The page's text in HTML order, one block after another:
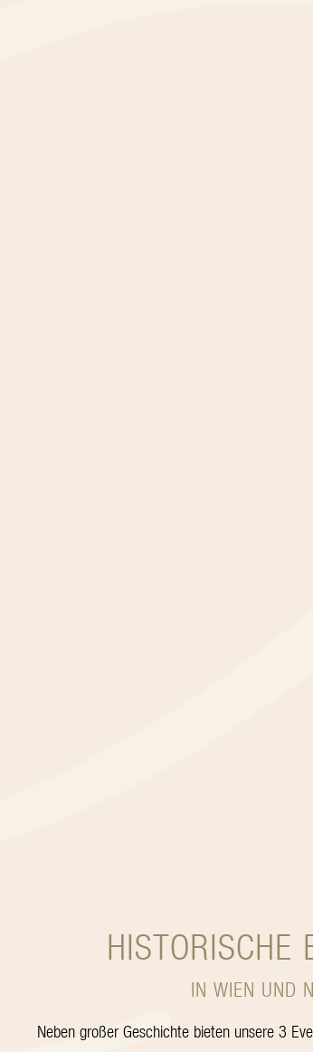
HISTORISCHE
IN WIEN UND
Neben großer Geschichte bieten unsere 3